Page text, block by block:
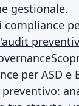
gestionale.
compliance
per ASD e